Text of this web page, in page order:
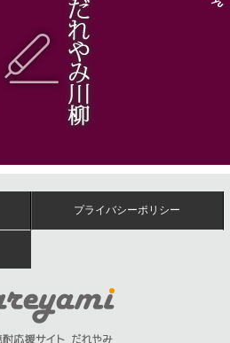
プライバシーポリシー